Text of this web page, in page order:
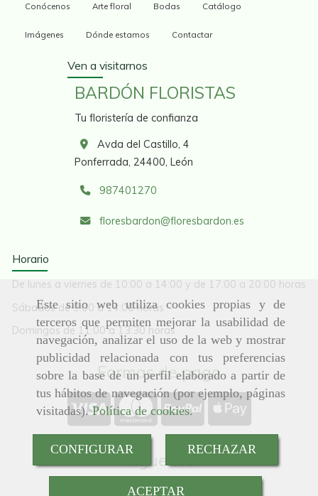
Este sitio web utiliza cookies propias y de
terceros que permiten mejorar la usabilidad de
navegación, analizar el uso de la web y mostrar
publicidad relacionada con tus preferencias
sobre la base de un perfil elaborado a partir de
tus hábitos de navegación (por ejemplo, páginas
visitadas).Política de cookies.
CONFIGURAR RECHAZAR
ACEPTAR
Conócenos Arte floral Bodas Catálogo
Imágenes Dónde estamos Contactar
Ven a visitarnos
BARDÓN FLORISTAS
Tu floristería de confianza
Avda del Castillo, 4
Ponferrada, 24400, León
987401270
floresbardon floresbardon.es
Horario
De lunes a viernes de 10:00 a 14:00 y de 17:00 a 20:00 horas
Sábados de 9:00 a 14:00 horas
Domingos de 11:00 a 13:30 horas
Formas de pago
Síguenos